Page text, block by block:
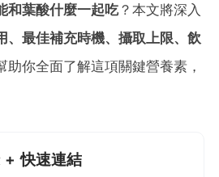
和葉酸什麼一起吃？本文將深入
、最佳補充時機、攝取上限、飲
助你全面了解這項關鍵營養素，
+ 快速連結